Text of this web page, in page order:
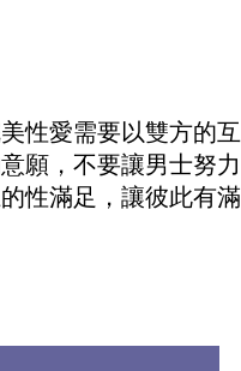
性愛需要以雙方的互
願，不要讓男士努力
性滿足，讓彼此有滿